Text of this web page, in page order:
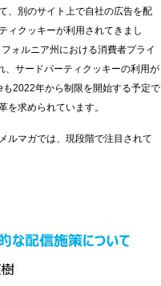
、別のサイト上で自社の広告を配
ィクッキーが利用されてきまし
ォルニア州における消費者プライ
、サードパーティクッキーの利用が
2022年から制限を開始する予定で
求められています。
ルマガでは、現段階で注目されて